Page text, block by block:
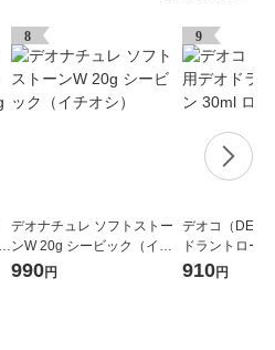
8
デオナチュレ ソフトストー
ンW 20g シービック（イチ
オシ）
990円
9
デオコ（
ドラントロー
ート製薬
910円